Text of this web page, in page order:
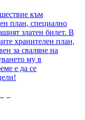
към
план, специално
златен билет. В
хранителен план,
за сваляне на
му в
е да се